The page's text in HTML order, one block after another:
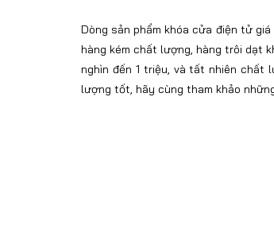
Dòng sản phẩm khóa cửa điện tử
hàng kém chất lượng, hàng trôi dạt
nghìn đến 1 triệu, và tất nhiên chất
lượng tốt, hãy cùng tham khảo